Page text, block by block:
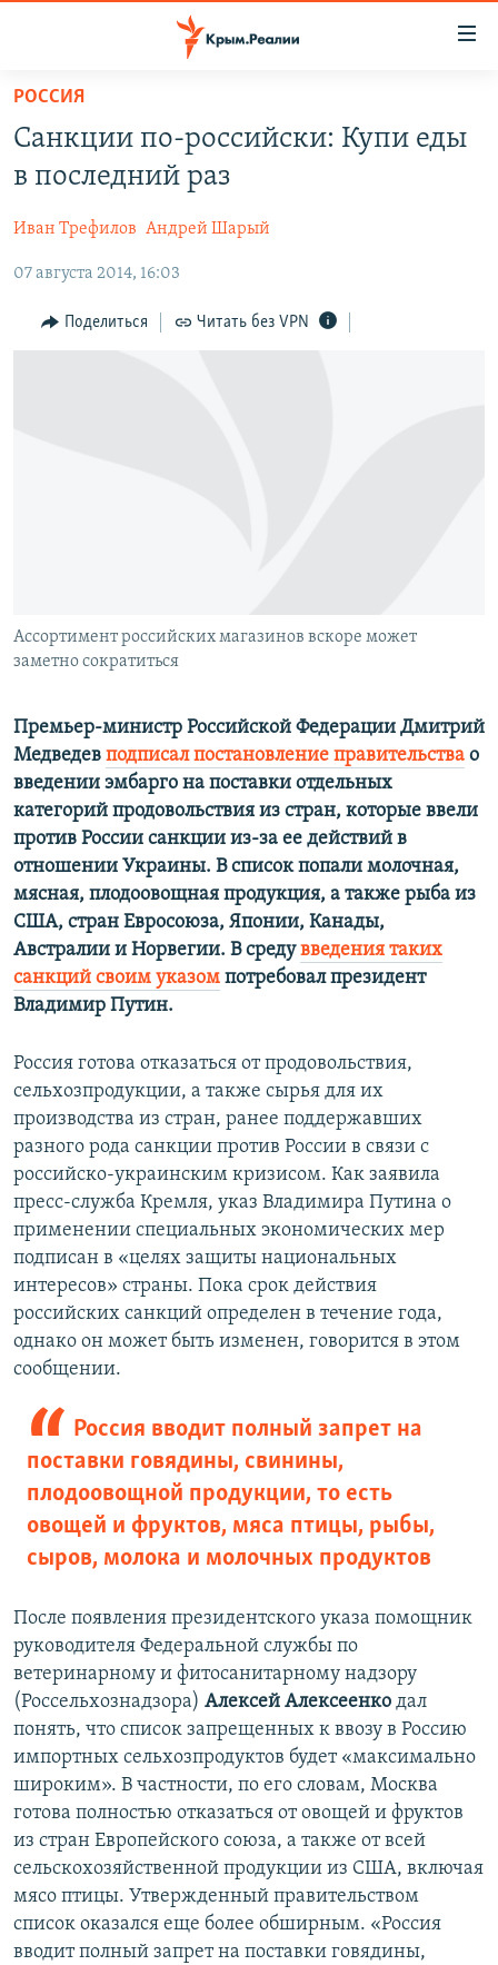
Вернуться
основному
содержанию
навигации
Вернутся
СПЕЦПРОЕКТЫ
КАРТА ВОЕННЫХ ОБЪЕКТОВ КРЫМА
11 ЛЕТ ОККУПАЦИИ КРЫМА. 11 ИСТОРИЙ СОПРОТИВЛЕНИЯ
ИСТОРИЯ
ЕЩЕ
ИНТЕРАКТИВ
УКРАИНСКАЯ ПРОБЛЕМА КРЫМА
РАДІО СВОБОДА
Все сайты RFE/RL
РОССИЯ
Санкции по-российски: Купи еды
в последний раз
Иван Трефилов Андрей Шарый
07 августа 2014, 16:03
Поделиться Читать без VPN
Ассортимент российских магазинов вскоре может
заметно сократиться
Премьер-министр Российской Федерации Дмитрий
Медведев подписал постановление правительства о
введении эмбарго на поставки отдельных
категорий продовольствия из стран, которые ввели
против России санкции из-за ее действий в
отношении Украины. В список попали молочная,
мясная, плодоовощная продукция, а также рыба из
США, стран Евросоюза, Японии, Канады,
Австралии и Норвегии. В средувведения таких
санкций своим указом потребовал президент
Владимир Путин.
Россия готова отказаться от продовольствия,
сельхозпродукции, а также сырья для их
производства из стран, ранее поддержавших
разного рода санкции против России в связи с
российско-украинским кризисом. Как заявила
пресс-служба Кремля, указ Владимира Путина о
применении специальных экономических мер
подписан в «целях защиты национальных
интересов» страны. Пока срок действия
российских санкций определен в течение года,
однако он может быть изменен, говорится в этом
сообщении.
Россия вводит полный запрет на
поставки говядины, свинины,
плодоовощной продукции, то есть
овощей и фруктов, мяса птицы, рыбы,
сыров, молока и молочных продуктов
После появления президентского указа помощник
руководителя Федеральной службы по
ветеринарному и фитосанитарному надзору
(Россельхознадзора) Алексей Алексеенко дал
понять, что список запрещенных к ввозу в Россию
импортных сельхозпродуктов будет «максимально
широким». В частности, по его словам, Москва
готова полностью отказаться от овощей и фруктов
из стран Европейского союза, а также от всей
сельскохозяйственной продукции из США, включая
мясо птицы. Утвержденный правительством
список оказался еще более обширным. «Россия
вводит полный запрет на поставки говядины,